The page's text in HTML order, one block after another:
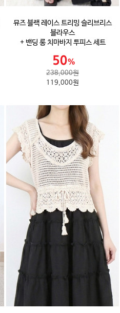
뮤즈 블랙 레이스 트리밍 슬리브리스
블라우스
+ 밴딩 롱 치마바지 투피스 세트
238,000원
119,000원